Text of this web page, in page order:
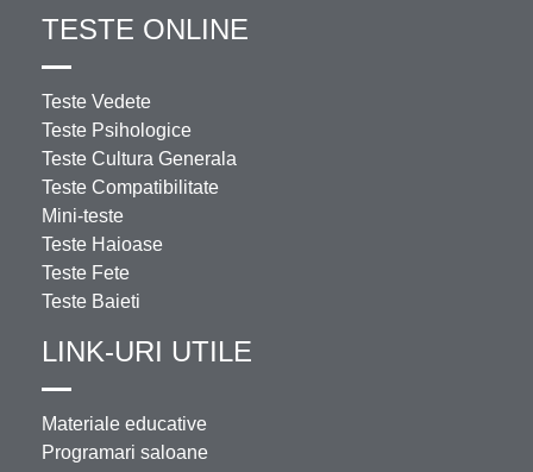
TESTE ONLINE
Teste Vedete
Teste Psihologice
Teste Cultura Generala
Teste Compatibilitate
Mini-teste
Teste Haioase
Teste Fete
Teste Baieti
LINK-URI UTILE
Materiale educative
Programari saloane